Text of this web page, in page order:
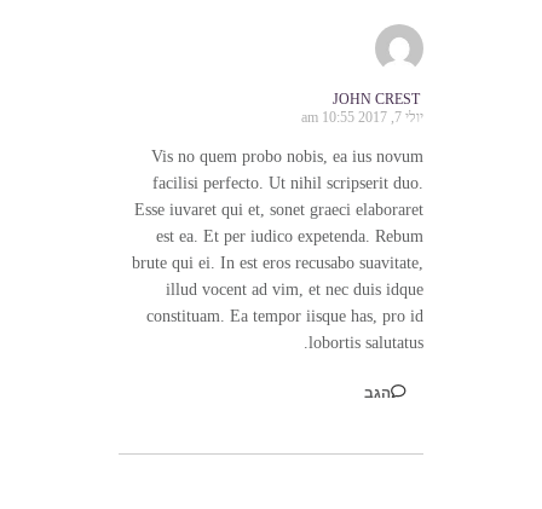
JOHN CREST
יולי 7, 2017 10:55 am
Vis no quem probo nobis, ea ius novum
facilisi perfecto. Ut nihil scripserit duo.
Esse iuvaret qui et, sonet graeci elaboraret
est ea. Et per iudico expetenda. Rebum
brute qui ei. In est eros recusabo suavitate,
illud vocent ad vim, et nec duis idque
constituam. Ea tempor iisque has, pro id
lobortis salutatus.
הגב